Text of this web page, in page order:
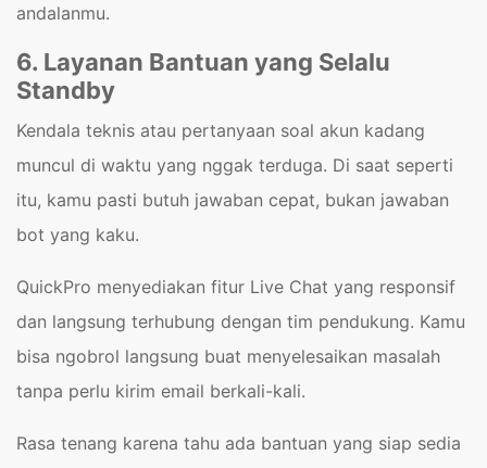
andalanmu.
6. Layanan Bantuan yang Selalu
Standby
Kendala teknis atau pertanyaan soal akun kadang
muncul di waktu yang nggak terduga. Di saat seperti
itu, kamu pasti butuh jawaban cepat, bukan jawaban
bot yang kaku.
QuickPro menyediakan fitur Live Chat yang responsif
dan langsung terhubung dengan tim pendukung. Kamu
bisa ngobrol langsung buat menyelesaikan masalah
tanpa perlu kirim email berkali-kali.
Rasa tenang karena tahu ada bantuan yang siap sedia